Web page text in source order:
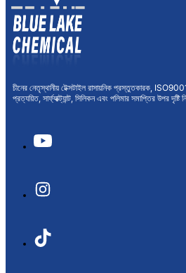
চীনের নেতৃস্থানীয় টেক্সটাইল রাসায়নিক প্রস্তুতকারক,
প্রত্যয়িত, সার্ফ্যাক্ট্যান্ট, সিলিকন এবং পলিমার সমাপ্তির উপর দৃষ্টি